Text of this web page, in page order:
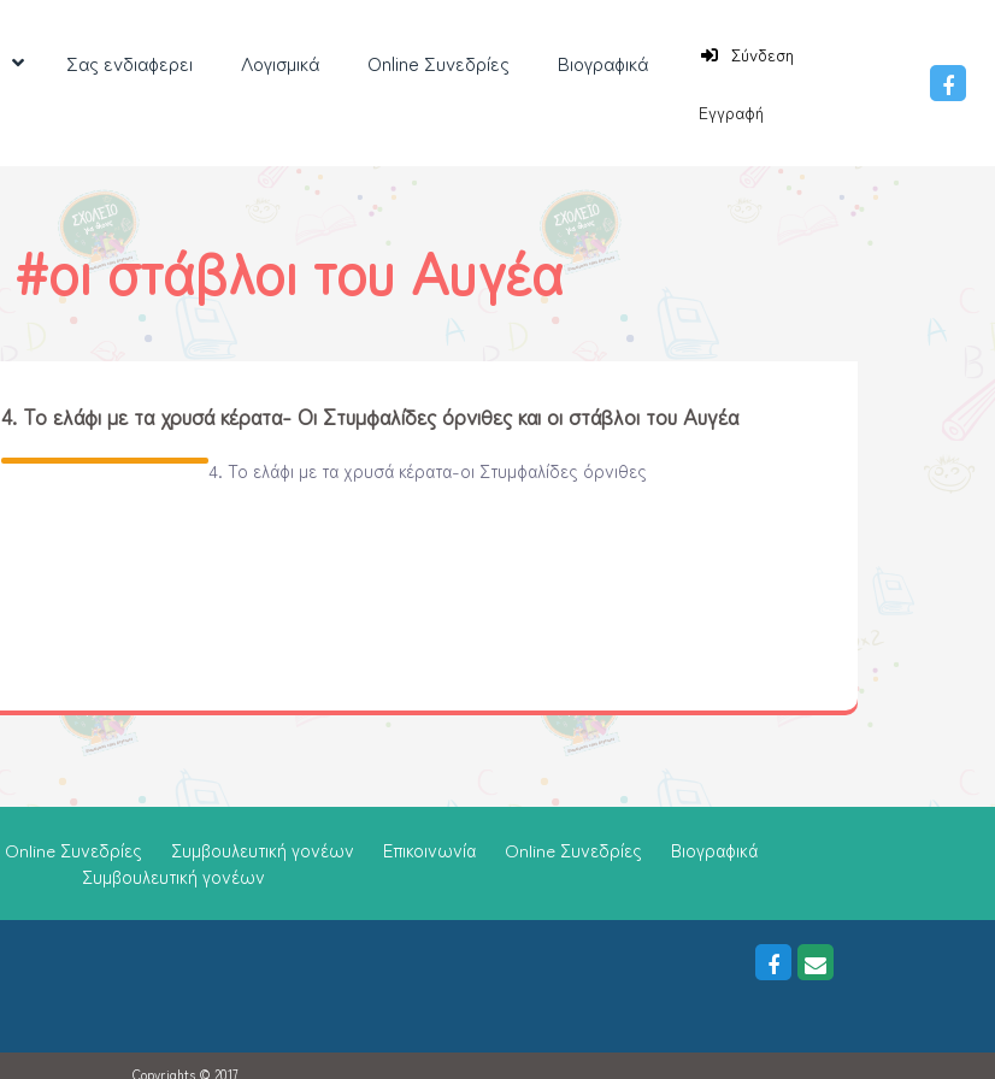
Σας ενδιαφερει Λoγισμικά Online Συνεδρίες
Βιογραφικά
Σύνδεση
Εγγραφή
#οι στάβλοι του Αυγέα
4. To ελάφι με τα χρυσά κέρατα- Οι Στυμφαλίδες όρνιθες και οι στάβλοι του Αυγέα
4. Το ελάφι με τα χρυσά κέρατα-οι Στυμφαλίδες όρνιθες
Online Συνεδρίες Συμβουλευτική γονέων Επικοινωνία Online Συνεδρίες
Βιογραφικά
Συμβουλευτική γονέων
Copyrights © 2017